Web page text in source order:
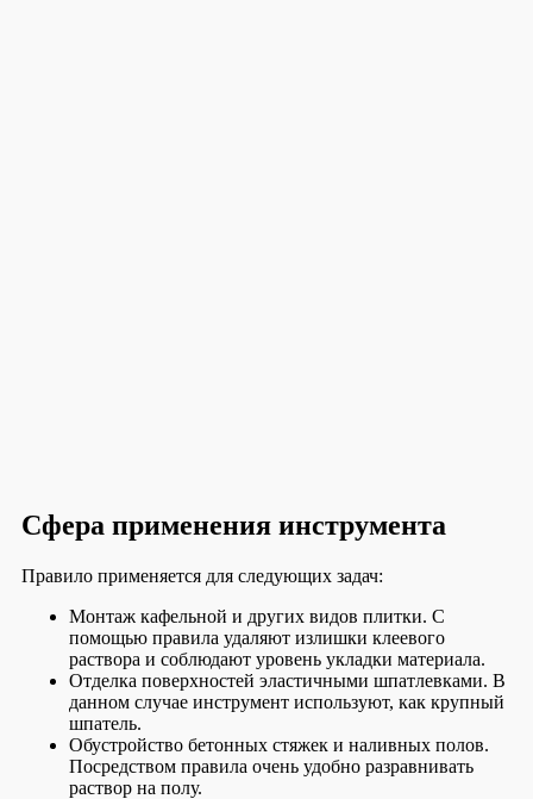
Сфера применения инструмента
Правило применяется для следующих задач:
Монтаж кафельной и других видов плитки. С
помощью правила удаляют излишки клеевого
раствора и соблюдают уровень укладки материала.
Отделка поверхностей эластичными шпатлевками. В
данном случае инструмент используют, как крупный
шпатель.
Обустройство бетонных стяжек и наливных полов.
Посредством правила очень удобно разравнивать
раствор на полу.